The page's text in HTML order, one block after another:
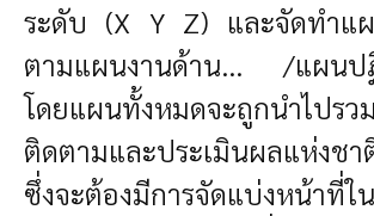
ระดับ (X Y Z) และจัดทำแ
ตามแผนงานด้าน... /แผนป
โดยแผนทั้งหมดจะถูกนำไปร
ติดตามและประเมินผลแห่งชา
ซึ่งจะต้องมีการจัดแบ่งหน้าที่ใ